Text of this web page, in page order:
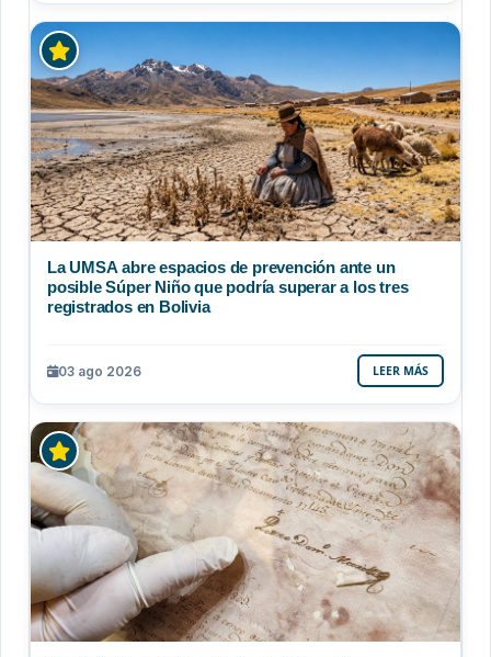
La UMSA abre espacios de prevención ante un
posible Súper Niño que podría superar a los tres
registrados en Bolivia
03 ago 2026 LEER MÁS